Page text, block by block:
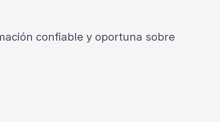
confiable y oportuna sobre